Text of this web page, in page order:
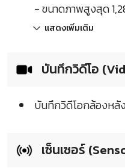
- ขนาดภาพสูงสุด
แสดงเพิ่มเติม
บันทึกวิดีโอ
บันทึกวิดีโอกล้องหลั
เซ็นเซอร์